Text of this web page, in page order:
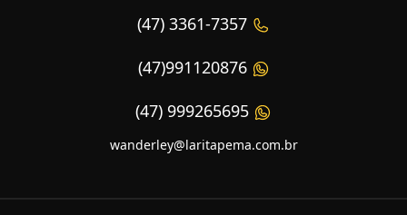
(47) 3361-7357
(47)991120876
(47) 999265695
wanderley@laritapema.com.br